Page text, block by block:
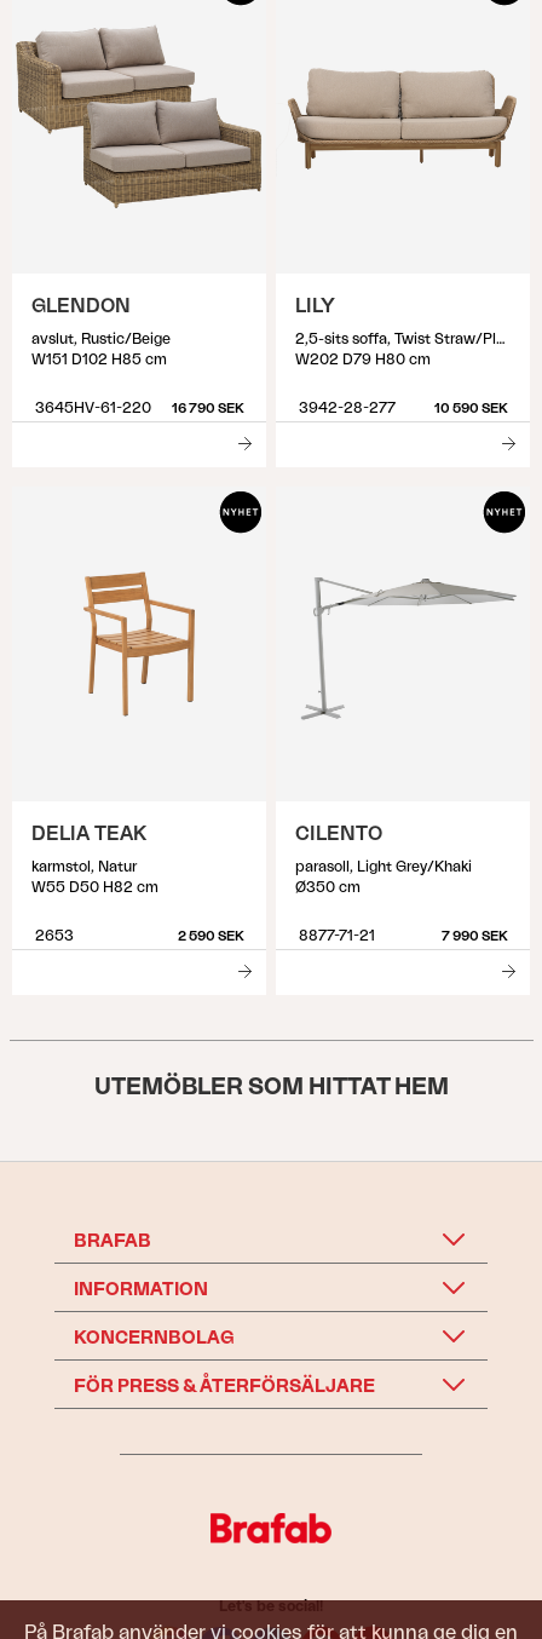
På Brafab använder vi cookies för att kunna ge dig en
GLENDON
avslut, Rustic/Beige
W151 D102 H85 cm
3645HV-61-220 16 790 SEK
LILY
2,5-sits soffa, Twist Straw/Plush Wheat
W202 D79 H80 cm
3942-28-277 10 590 SEK
DELIA TEAK
karmstol, Natur
W55 D50 H82 cm
2653 2 590 SEK
CILENTO
parasoll, Light Grey/Khaki
Ø350 cm
8877-71-21 7 990 SEK
UTEMÖBLER SOM HITTAT HEM
BRAFAB
INFORMATION
KONCERNBOLAG
FÖR PRESS & ÅTERFÖRSÄLJARE
Let's be social!